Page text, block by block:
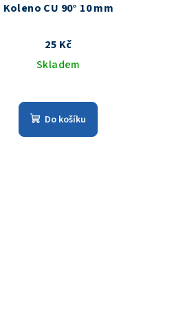
Koleno CU 90° 10 mm
25 Kč
Skladem
Do košíku